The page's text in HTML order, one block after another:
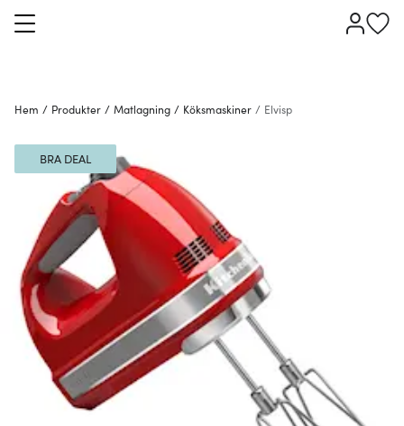
Hem / Produkter / Matlagning / Köksmaskiner / Elvisp
BRA DEAL